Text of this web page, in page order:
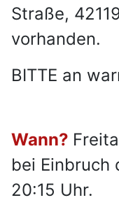
Straße,
vorhanden.
BITTE an
Wann?
bei Einbruch
20:15 Uhr.